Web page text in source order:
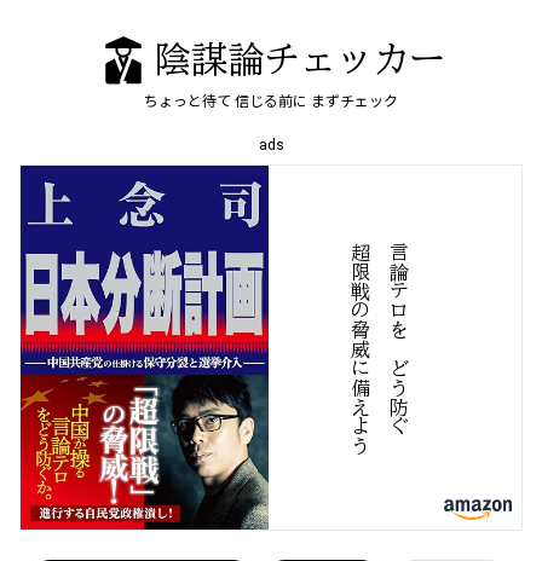
陰謀論チェッカー
ちょっと待て 信じる前に まずチェック
ads
言
論
テ
ロ
を
、
ど
う
防
ぐ
超
限
戦
の
脅
威
に
備
え
よ
う